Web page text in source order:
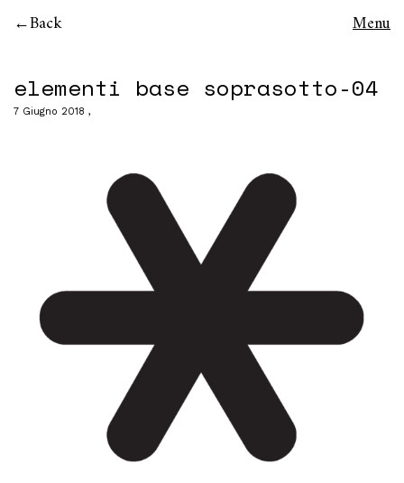
Back Menu
elementi base soprasotto-04
7 Giugno 2018